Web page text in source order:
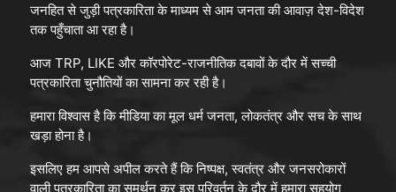
जनहित से जुड़ी पत्रकारिता के माध्यम से आम जनता की आवाज़ देश-विदेश
तक पहुँचाता आ रहा है।
आज TRP, LIKE और कॉरपोरेट-राजनीतिक दबावों के दौर में सच्ची
पत्रकारिता चुनौतियों का सामना कर रही है।
हमारा विश्वास है कि मीडिया का मूल धर्म जनता, लोकतंत्र और सच के साथ
खड़ा होना है।
इसलिए हम आपसे अपील करते हैं कि निष्पक्ष, स्वतंत्र और जनसरोकारों
वाली पत्रकारिता का समर्थन कर इस परिवर्तन के दौर में हमारा सहयोग